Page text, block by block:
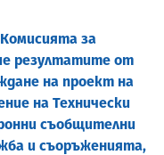
за
резултатите от
на проект на
на Технически
съобщителни
и съоръженията,